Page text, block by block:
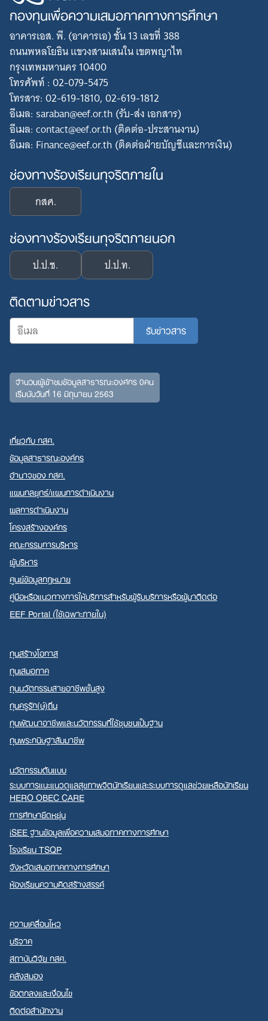
กองทุนเพื่อความเสมอภาคทางการศึกษา
อาคารเอส. พี. (อาคารเอ) ชั้น 13 เลขที่ 388
ถนนพหลโยธิน แขวงสามเสนใน เขตพญาไท
กรุงเทพมหานคร 10400
โทรศัพท์ : 02-079-5475
โทรสาร: 02-619-1810, 02-619-1812
อีเมล: saraban@eef.or.th (รับ-ส่ง เอกสาร)
อีเมล: contact@eef.or.th (ติดต่อ-ประสานงาน)
อีเมล: Finance@eef.or.th (ติดต่อฝ่ายบัญชีและการเงิน)
ช่องทางร้องเรียนทุจริตภายใน
กสศ.
ช่องทางร้องเรียนทุจริตภายนอก
ป.ป.ช. ป.ป.ท.
ติดตามข่าวสาร
จำนวนผู้เข้าชมข้อมูลสาธารณะองค์กร 0คน
เริ่มนับวันที่ 16 มิถุนายน 2563
เกี่ยวกับ กสศ.
ข้อมูลสาธารณะองค์กร
อำนาจของ กสศ.
แผนกลยุทธ์/แผนการดำเนินงาน
ผลการดำเนินงาน
โครงสร้างองค์กร
คณะกรรมการบริหาร
ผู้บริหาร
ศูนย์ข้อมูลกฎหมาย
คู่มือหรือแนวทางการให้บริการสำหรับผู้รับบริการหรือผู้มาติดต่อ
EEF Portal (ใช้เฉพาะภายใน)
ทุนสร้างโอกาส
ทุนเสมอภาค
ทุนนวัตกรรมสายอาชีพชั้นสูง
ทุนครูรัก(ษ์)ถิ่น
ทุนพัฒนาอาชีพและนวัตกรรมที่ใช้ชุมชนเป็นฐาน
ทุนพระกนิษฐาสัมมาชีพ
นวัตกรรมต้นแบบ
ระบบการแนะแนวดูแลสุขภาพจิตนักเรียนและระบบการดูแลช่วยเหลือนักเรียน
HERO OBEC CARE
การศึกษายืดหยุ่น
iSEE ฐานข้อมูลเพื่อความเสมอภาคทางการศึกษา
โรงเรียน TSQP
จังหวัดเสมอภาคทางการศึกษา
ห้องเรียนความคิดสร้างสรรค์
ความเคลื่อนไหว
บริจาค
สถาบันวิจัย กสศ.
คลังสมอง
ข้อตกลงและเงื่อนไข
ติดต่อสำนักงาน